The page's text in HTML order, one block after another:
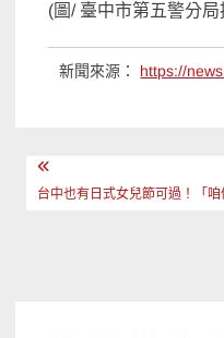
(圖/ 臺中市第五警分局
新聞來源： https://
文
章
台中也有日式女兒節可過！「